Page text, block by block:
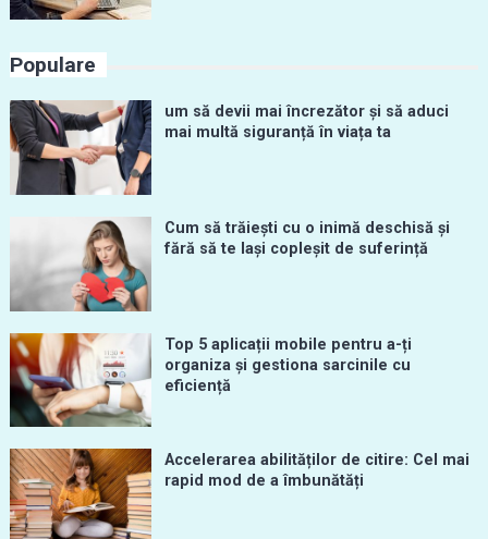
Populare
um să devii mai încrezător și să aduci
mai multă siguranță în viața ta
Cum să trăiești cu o inimă deschisă și
fără să te lași copleșit de suferință
Top 5 aplicații mobile pentru a-ți
organiza și gestiona sarcinile cu
eficiență
Accelerarea abilităților de citire: Cel mai
rapid mod de a îmbunătăți